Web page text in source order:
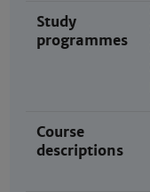
Study
programmes
Course
descriptions